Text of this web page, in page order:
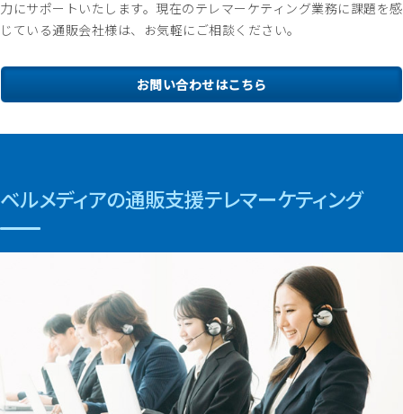
力にサポートいたします。現在のテレマーケティング業務に課題を感
じている通販会社様は、お気軽にご相談ください。
お問い合わせはこちら
ベルメディアの通販支援テレマーケティング